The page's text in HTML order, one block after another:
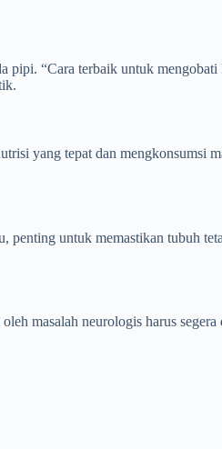
pipi. “Cara terbaik untuk
yang tepat dan mengkonsumsi
untuk memastikan tubuh
masalah neurologis harus